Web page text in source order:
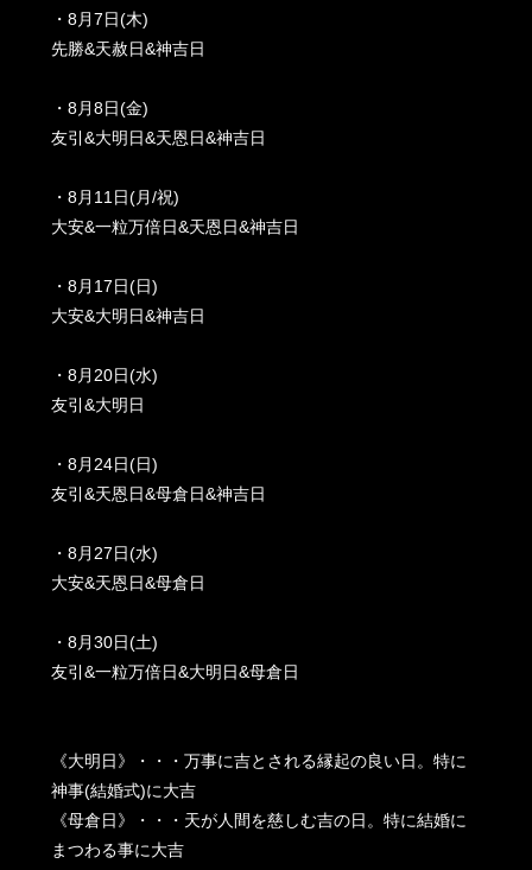
・8月7日(木)
先勝&天赦日&神吉日
・8月8日(金)
友引&大明日&天恩日&神吉日
・8月11日(月/祝)
大安&一粒万倍日&天恩日&神吉日
・8月17日(日)
大安&大明日&神吉日
・8月20日(水)
友引&大明日
・8月24日(日)
友引&天恩日&母倉日&神吉日
・8月27日(水)
大安&天恩日&母倉日
・8月30日(土)
友引&一粒万倍日&大明日&母倉日
《大明日》・・・万事に吉とされる縁起の良い日。特に
神事(結婚式)に大吉
《母倉日》・・・天が人間を慈しむ吉の日。特に結婚に
まつわる事に大吉